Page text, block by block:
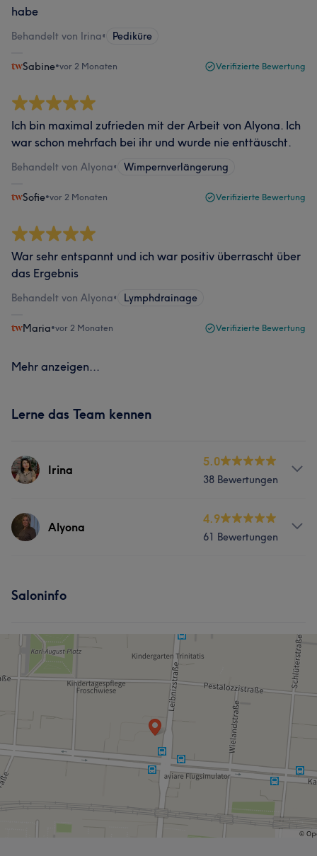
habe
Behandelt von Irina• Pediküre
Sabine•vor 2 Monaten Verifizierte Bewertung
Ich bin maximal zufrieden mit der Arbeit von Alyona. Ich
war schon mehrfach bei ihr und wurde nie enttäuscht.
Behandelt von Alyona• Wimpernverlängerung
Sofie•vor 2 Monaten Verifizierte Bewertung
War sehr entspannt und ich war positiv überrascht über
das Ergebnis
Behandelt von Alyona• Lymphdrainage
Maria•vor 2 Monaten Verifizierte Bewertung
Mehr anzeigen...
Lerne das Team kennen
Irina
5.0
38 Bewertungen
Services
Professionell
Alyona
4.9
61 Bewertungen
Haarentfernung
Was unsere Kunden über Alyona sagen
Saloninfo